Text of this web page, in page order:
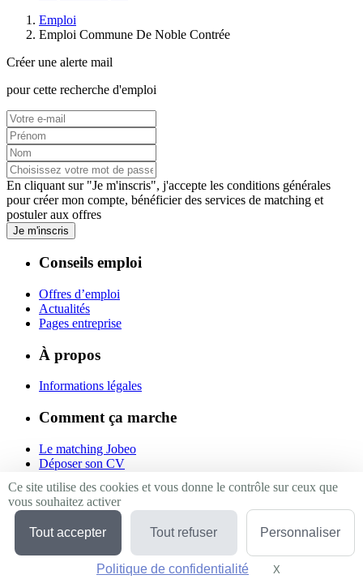
Emploi
Emploi Commune De Noble Contrée
Créer une alerte mail
pour cette recherche d'emploi
En cliquant sur "Je m'inscris", j'accepte les conditions générales
pour créer mon compte, bénéficier des services de matching et
postuler aux offres
Je m'inscris
Conseils emploi
Offres d’emploi
Actualités
Pages entreprise
À propos
Informations légales
Comment ça marche
Le matching Jobeo
Déposer son CV
Suivez-nous
Linkedin
Facebook
Twitter
Ce site utilise des cookies et vous donne le contrôle sur ceux que
vous souhaitez activer
Tout accepter Tout refuser Personnaliser
Politique de confidentialité X